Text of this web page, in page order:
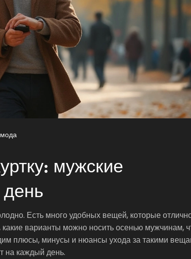
мужские
Есть много удобных вещей, которые
какие варианты можно носить осенью мужчинам,
плюсы, минусы и нюансы ухода за такими
на каждый день.